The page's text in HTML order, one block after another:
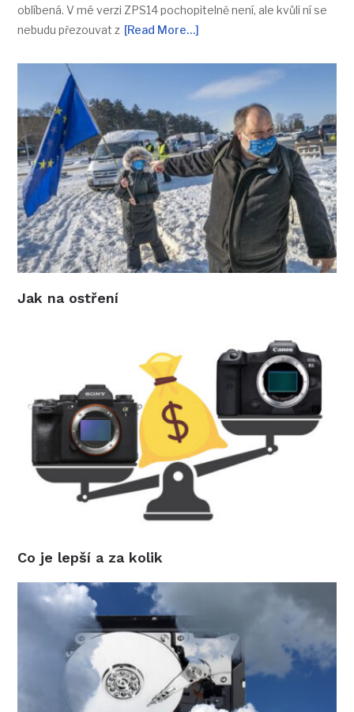
oblíbená. V mé verzi ZPS14 pochopitelně není, ale kvůli ní se
nebudu přezouvat z [Read More…]
Jak na ostření
Co je lepší a za kolik